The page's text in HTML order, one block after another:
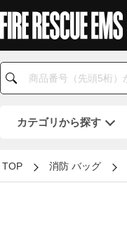
カテゴリから探す
TOP 消防 バッグ